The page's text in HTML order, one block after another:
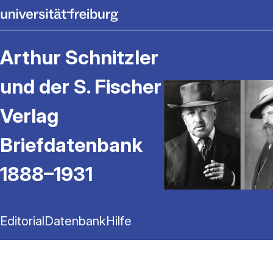
Arthur Schnitzler
und der S. Fischer
Verlag
Briefdatenbank
1888–1931
EditorialDatenbankHilfe